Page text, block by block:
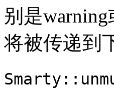
别是
将被传递到